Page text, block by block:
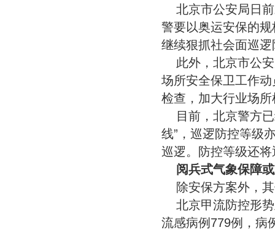
北京市公安局日
警要以奥运安保的
继续狠抓社会面巡
此外，北京市公
场所安全保卫工作
检查，加大行业场
目前，北京警方
线”，巡逻防控等级
巡逻。防控等级还
阅兵式气象保障
除安保方案外，
北京甲流防控形
流感病例779例，病